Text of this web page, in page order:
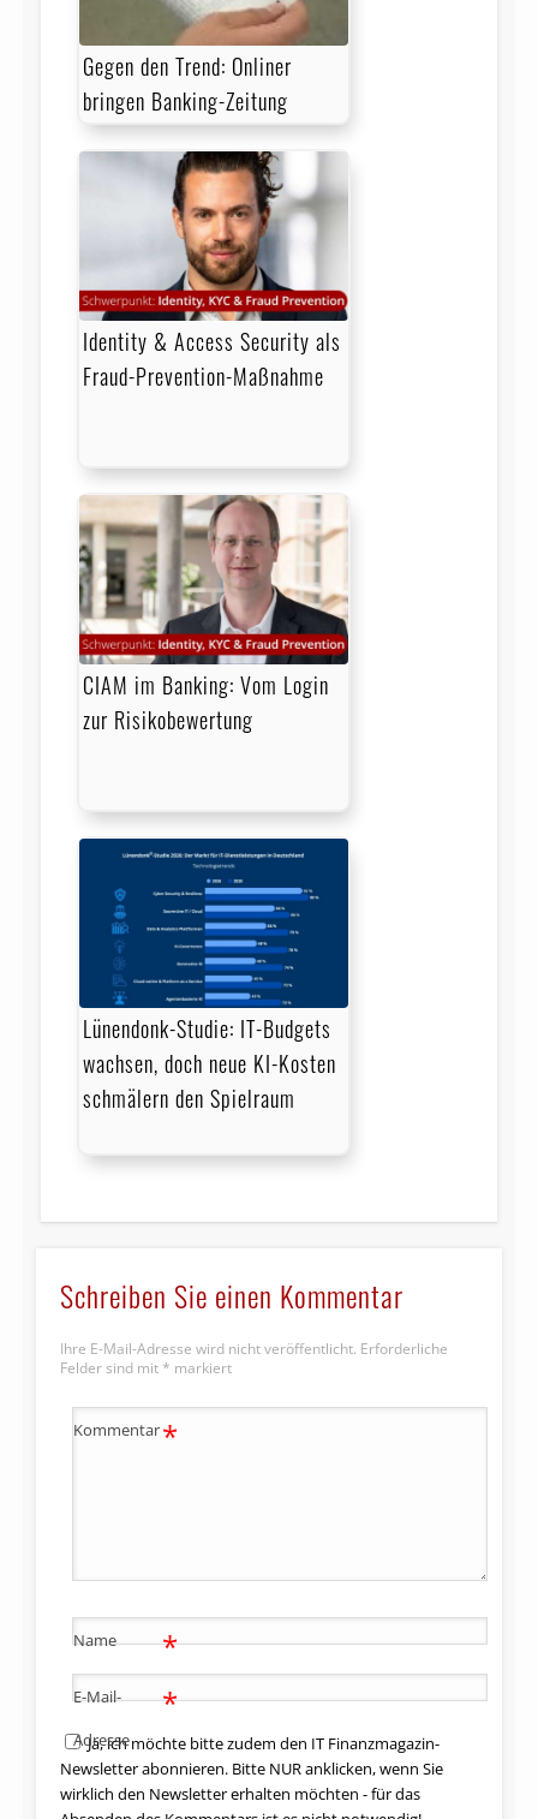
Gegen den Trend: Onliner
bringen Banking-Zeitung
Identity & Access Security als
Fraud-Prevention-Maßnahme
CIAM im Banking: Vom Login
zur Risikobewertung
Lünendonk-Studie: IT-Budgets
wachsen, doch neue KI-Kosten
schmälern den Spielraum
Schreiben Sie einen Kommentar
Ihre E-Mail-Adresse wird nicht veröffentlicht. Erforderliche
Felder sind mit * markiert
Kommentar*
Name *
E-Mail-
Adresse
*
Ja, ich möchte bitte zudem den IT Finanzmagazin-
Newsletter abonnieren. Bitte NUR anklicken, wenn Sie
wirklich den Newsletter erhalten möchten - für das